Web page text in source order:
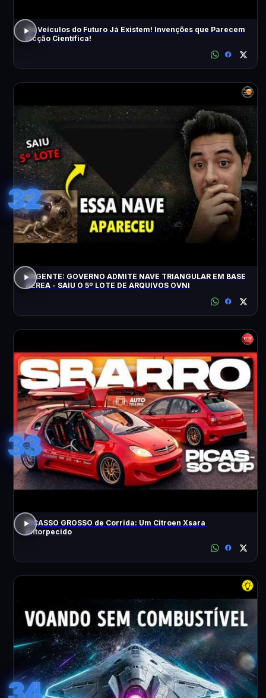
Os Veículos do Futuro Já Existem! Invenções que Parecem
Ficção Científica!
32
URGENTE: GOVERNO ADMITE NAVE TRIANGULAR EM BASE
AÉREA - SAIU O 5º LOTE DE ARQUIVOS OVNI
33
PICASSO GROSSO de Corrida: Um Citroen Xsara
Entorpecido